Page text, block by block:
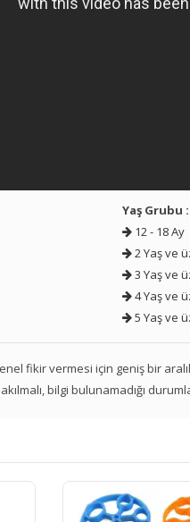
Yaş Grubu :
12 - 18 Ay
2 Yaş ve
3 Yaş ve
4 Yaş ve
5 Yaş ve
fikir vermesi için geniş bir
bilgi bulunamadığı